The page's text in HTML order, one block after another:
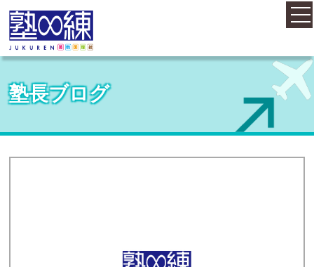
ホーム
コース案内
料金案内
塾長ブログ